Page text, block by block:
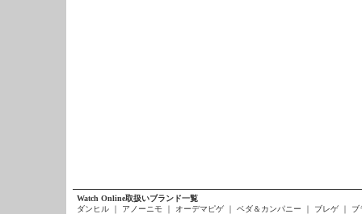
Watch Online取扱いブランド一覧
ダンヒル
｜ アノーニモ ｜ オーデマピゲ ｜ ベダ＆カンパニー ｜ ブレゲ ｜
ブ